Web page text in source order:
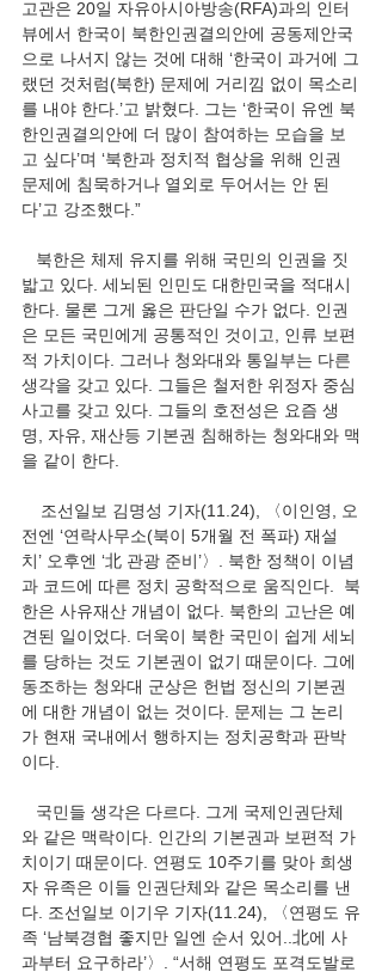
고관은 20일 자유아시아방송(RFA)과의 인터
뷰에서 한국이 북한인권결의안에 공동제안국
으로 나서지 않는 것에 대해 ‘한국이 과거에 그
랬던 것처럼(북한) 문제에 거리낌 없이 목소리
를 내야 한다.’고 밝혔다. 그는 ‘한국이 유엔 북
한인권결의안에 더 많이 참여하는 모습을 보
고 싶다’며 ‘북한과 정치적 협상을 위해 인권
문제에 침묵하거나 열외로 두어서는 안 된
다’고 강조했다.”
밟고 있다. 세뇌된 인민도 대한민국을 적대시
한다. 물론 그게 옳은 판단일 수가 없다. 인권
은 모든 국민에게 공통적인 것이고, 인류 보편
적 가치이다. 그러나 청와대와 통일부는 다른
생각을 갖고 있다. 그들은 철저한 위정자 중심
사고를 갖고 있다. 그들의 호전성은 요즘 생
명, 자유, 재산등 기본권 침해하는 청와대와 맥
을 같이 한다.
전엔 ‘연락사무소(북이 5개월 전 폭파) 재설
치’ 오후엔 ‘北 관광 준비’〉. 북한 정책이 이념
과 코드에 따른 정치 공학적으로 움직인다.  북
한은 사유재산 개념이 없다. 북한의 고난은 예
견된 일이었다. 더욱이 북한 국민이 쉽게 세뇌
를 당하는 것도 기본권이 없기 때문이다. 그에
동조하는 청와대 군상은 헌법 정신의 기본권
에 대한 개념이 없는 것이다. 문제는 그 논리
가 현재 국내에서 행하지는 정치공학과 판박
이다.
와 같은 맥락이다. 인간의 기본권과 보편적 가
치이기 때문이다. 연평도 10주기를 맞아 희생
자 유족은 이들 인권단체와 같은 목소리를 낸
다. 조선일보 이기우 기자(11.24), 〈연평도 유
족 ‘남북경협 좋지만 일엔 순서 있어..北에 사
과부터 요구하라’〉. “서해 연평도 포격도발로